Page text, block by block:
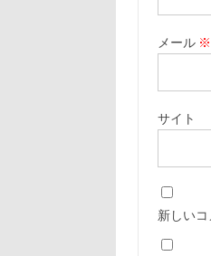
メール ※
サイト
新しい